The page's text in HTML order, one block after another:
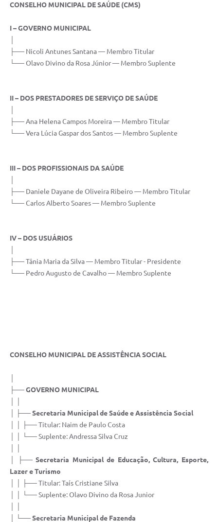
CONSELHO MUNICIPAL DE SAÚDE (CMS)
I – GOVERNO MUNICIPAL
├── Nicoli Antunes Santana — Membro Titular
└── Olavo Divino da Rosa Júnior — Membro Suplente
II – DOS PRESTADORES DE SERVIÇO DE SAÚDE
├── Ana Helena Campos Moreira — Membro Titular
└── Vera Lúcia Gaspar dos Santos — Membro Suplente
III – DOS PROFISSIONAIS DA SAÚDE
├── Daniele Dayane de Oliveira Ribeiro — Membro Titular
└── Carlos Alberto Soares — Membro Suplente
IV – DOS USUÁRIOS
├── Tânia Maria da Silva — Membro Titular - Presidente
└── Pedro Augusto de Cavalho — Membro Suplente
CONSELHO MUNICIPAL DE ASSISTÊNCIA SOCIAL
├── GOVERNO MUNICIPAL
│ ├──Secretaria Municipal de Saúde e Assistência Social
│ │ ├── Titular: Naim de Paulo Costa
│ │ └── Suplente: Andressa Silva Cruz
│ ├──Secretaria Municipal de Educação, Cultura, Esporte,
Lazer e Turismo
│ │ ├── Titular: Taís Cristiane Silva
│ │ └── Suplente: Olavo Divino da Rosa Junior
│ └──Secretaria Municipal de Fazenda